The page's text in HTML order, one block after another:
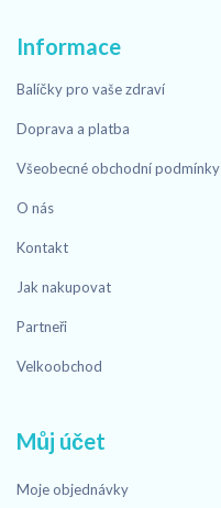
Informace
Balíčky pro vaše zdraví
Doprava a platba
Všeobecné obchodní podmínky
O nás
Kontakt
Jak nakupovat
Partneři
Velkoobchod
Můj účet
Moje objednávky